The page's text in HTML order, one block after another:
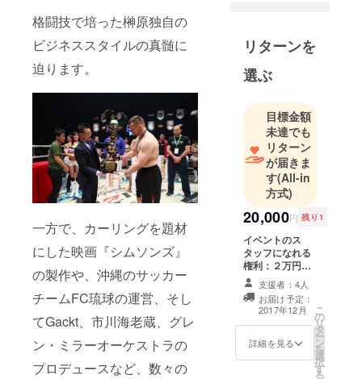
格闘技で培った榊原独自の
ビジネススタイルの真髄に
迫ります。
一方で、カーリングを題材
にした映画『シムソンズ』
の製作や、沖縄のサッカー
チームFC琉球の運営、そし
てGackt、市川海老蔵、グレ
ン・ミラーオーケストラの
プロデュースなど、数々の
リターンを
選ぶ
目標金額
未達でも
リターン
が届きま
す(All-in
方式)
20,000円 残り1
イベントのス
タッフになれる
権利：２万円
（５名募集） ▪︎事
前の打合せがご
ざいますので、
事前に個別でご
連絡させていた
だきますので、
支援者：4人
お届け予定：
2017年12月
詳細を見る
こ
の
リ
タ
ー
ン
を
選
択
す
る